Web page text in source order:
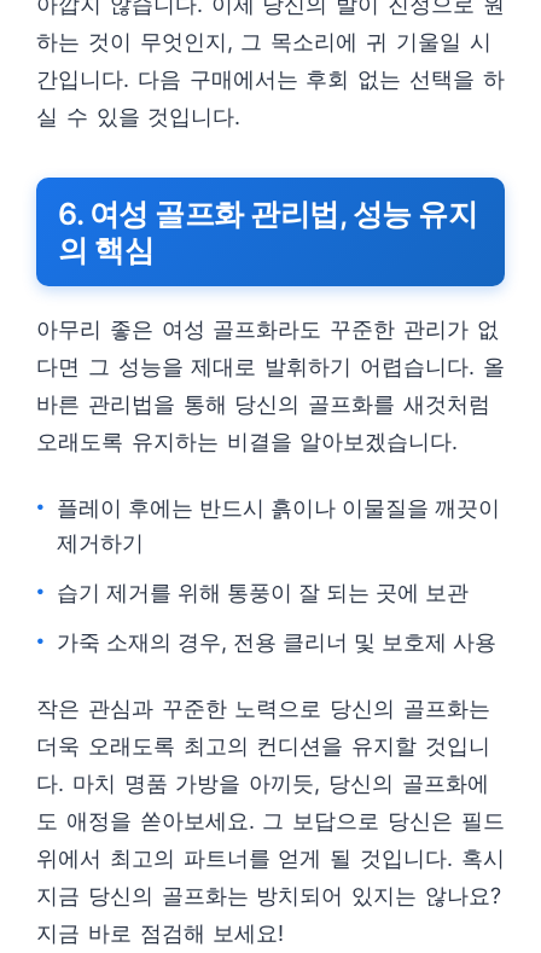
하는 것이 무엇인지, 그 목소리에 귀 기울일 시
간입니다. 다음 구매에서는 후회 없는 선택을 하
실 수 있을 것입니다.
6. 여성 골프화 관리법, 성능 유지
의 핵심
아무리 좋은 여성 골프화라도 꾸준한 관리가 없
다면 그 성능을 제대로 발휘하기 어렵습니다. 올
바른 관리법을 통해 당신의 골프화를 새것처럼
오래도록 유지하는 비결을 알아보겠습니다.
플레이 후에는 반드시 흙이나 이물질을 깨끗이
제거하기
습기 제거를 위해 통풍이 잘 되는 곳에 보관
가죽 소재의 경우, 전용 클리너 및 보호제 사용
작은 관심과 꾸준한 노력으로 당신의 골프화는
더욱 오래도록 최고의 컨디션을 유지할 것입니
다. 마치 명품 가방을 아끼듯, 당신의 골프화에
도 애정을 쏟아보세요. 그 보답으로 당신은 필드
위에서 최고의 파트너를 얻게 될 것입니다. 혹시
지금 당신의 골프화는 방치되어 있지는 않나요?
지금 바로 점검해 보세요!